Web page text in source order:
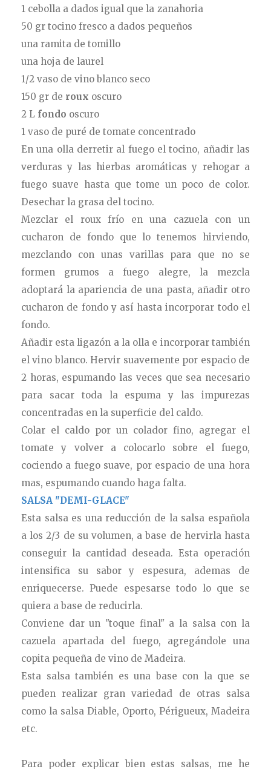
1 cebolla a dados igual que la zanahoria
50 gr tocino fresco a dados pequeños
una ramita de tomillo
una hoja de laurel
1/2 vaso de vino blanco seco
150 gr de roux oscuro
2 L fondo oscuro
1 vaso de puré de tomate concentrado
En una olla derretir al fuego el tocino, añadir las
verduras y las hierbas aromáticas y rehogar a
fuego suave hasta que tome un poco de color.
Desechar la grasa del tocino.
Mezclar el roux frío en una cazuela con un
cucharon de fondo que lo tenemos hirviendo,
mezclando con unas varillas para que no se
formen grumos a fuego alegre, la mezcla
adoptará la apariencia de una pasta, añadir otro
cucharon de fondo y así hasta incorporar todo el
fondo.
Añadir esta ligazón a la olla e incorporar también
el vino blanco. Hervir suavemente por espacio de
2 horas, espumando las veces que sea necesario
para sacar toda la espuma y las impurezas
concentradas en la superficie del caldo.
Colar el caldo por un colador fino, agregar el
tomate y volver a colocarlo sobre el fuego,
cociendo a fuego suave, por espacio de una hora
mas, espumando cuando haga falta.
SALSA "DEMI-GLACE"
Esta salsa es una reducción de la salsa española
a los 2/3 de su volumen, a base de hervirla hasta
conseguir la cantidad deseada. Esta operación
intensifica su sabor y espesura, ademas de
enriquecerse. Puede espesarse todo lo que se
quiera a base de reducirla.
Conviene dar un "toque final" a la salsa con la
cazuela apartada del fuego, agregándole una
copita pequeña de vino de Madeira.
Esta salsa también es una base con la que se
pueden realizar gran variedad de otras salsa
como la salsa Diable, Oporto, Périgueux, Madeira
etc.
Para poder explicar bien estas salsas, me he